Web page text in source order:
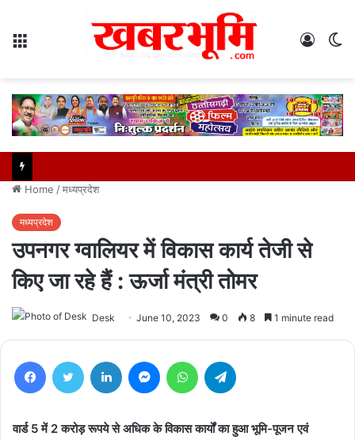
Log
Home /मध्यप्रदेश
मध्यप्रदेश
उपनगर ग्वालियर में विकास कार्य तेजी से
किए जा रहे हैं : ऊर्जा मंत्री तोमर
Desk June 10, 2023 0 8 1 minute read
FacebookTwitter LinkedIn MessengerWhatsApp
वार्ड 5 में 2 करोड़ रूपये से अधिक के विकास कार्यों का हुआ भूमि-पूजन एवं